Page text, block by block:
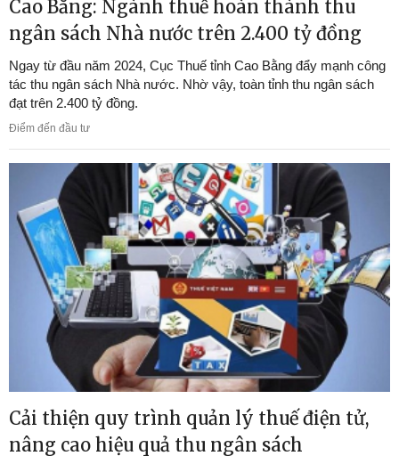
Cao Bằng: Ngành thuế hoàn thành thu
ngân sách Nhà nước trên 2.400 tỷ đồng
Ngay từ đầu năm 2024, Cục Thuế tỉnh Cao Bằng đẩy mạnh công
tác thu ngân sách Nhà nước. Nhờ vậy, toàn tỉnh thu ngân sách
đạt trên 2.400 tỷ đồng.
Điểm đến đầu tư
Cải thiện quy trình quản lý thuế điện tử,
nâng cao hiệu quả thu ngân sách